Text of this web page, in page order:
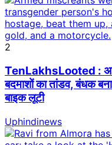
2
TenLakhsLooted :
बदमाशों का तांडव, बंधक
बाइक लूटी
Uphindinews